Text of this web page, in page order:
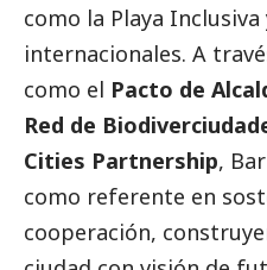
como la Playa
internacionales. A
como el Pacto de
Red de
Cities Partnership,
como referente en
cooperación,